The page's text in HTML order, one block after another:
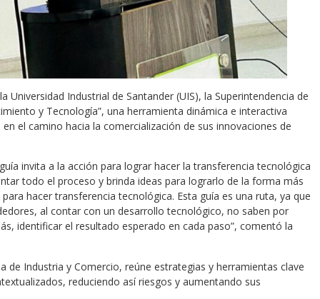
Industrial de Santander (UIS), la Superintendencia de
y Tecnología”, una herramienta dinámica e interactiva
el camino hacia la comercialización de sus innovaciones de
invita a la acción para lograr hacer la transferencia tecnológica
todo el proceso y brinda ideas para lograrlo de la forma más
hacer transferencia tecnológica. Esta guía es una ruta, ya que
al contar con un desarrollo tecnológico, no saben por
identificar el resultado esperado en cada paso”, comentó la
de Industria y Comercio, reúne estrategias y herramientas clave
reduciendo así riesgos y aumentando sus